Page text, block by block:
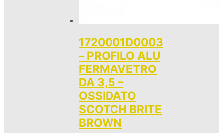
1720001D0003
– PROFILO ALU
FERMAVETRO
DA 3,5 –
OSSIDATO
SCOTCH BRITE
BROWN